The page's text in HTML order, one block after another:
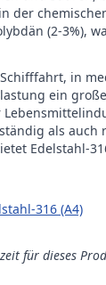
der
(2-3%),
in
ein
als
Edelstahl-
316 (A4)
für dieses